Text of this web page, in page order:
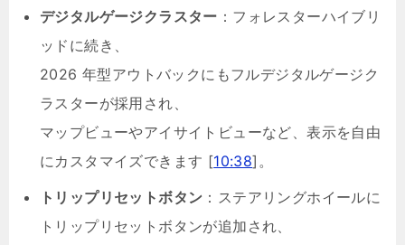
デジタルゲージクラスター ：フォレスターハイブリ
ッドに続き、
2026 年型アウトバックにもフルデジタルゲージク
ラスターが採用され、
マップビューやアイサイトビューなど、表示を自由
にカスタマイズできます [10:38]。
トリップリセットボタン ：ステアリングホイールに
トリップリセットボタンが追加され、